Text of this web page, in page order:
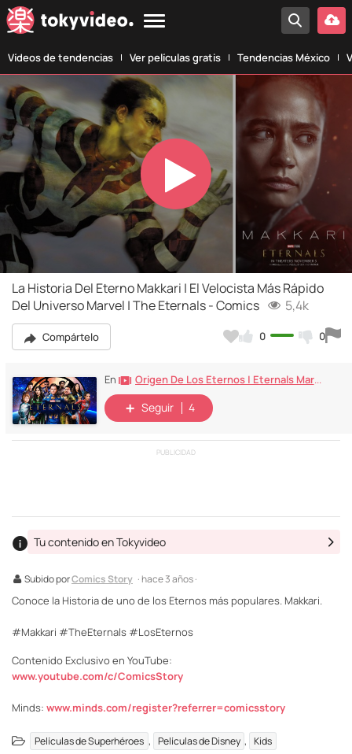
Vídeos de tendencias Ver películas gratis Tendencias México
Play
Video
La Historia Del Eterno Makkari | El Velocista Más Rápido
Del Universo Marvel | The Eternals - Comics
5,4k
Compártelo 0 0
En Origen De Los Eternos | Eternals Marvel Studios
Seguir 4
PUBLICIDAD
Subido porComics Story · hace 3 años ·
Tu contenido en Tokyvideo
Conoce la Historia de uno de los Eternos más populares. Makkari.
#Makkari #TheEternals #LosEternos
Contenido Exclusivo en YouTube:
www.youtube.com/c/ComicsStory
Minds: www.minds.com/register?referrer=comicsstory
Películas de Superhéroes , Películas de Disney , Kids